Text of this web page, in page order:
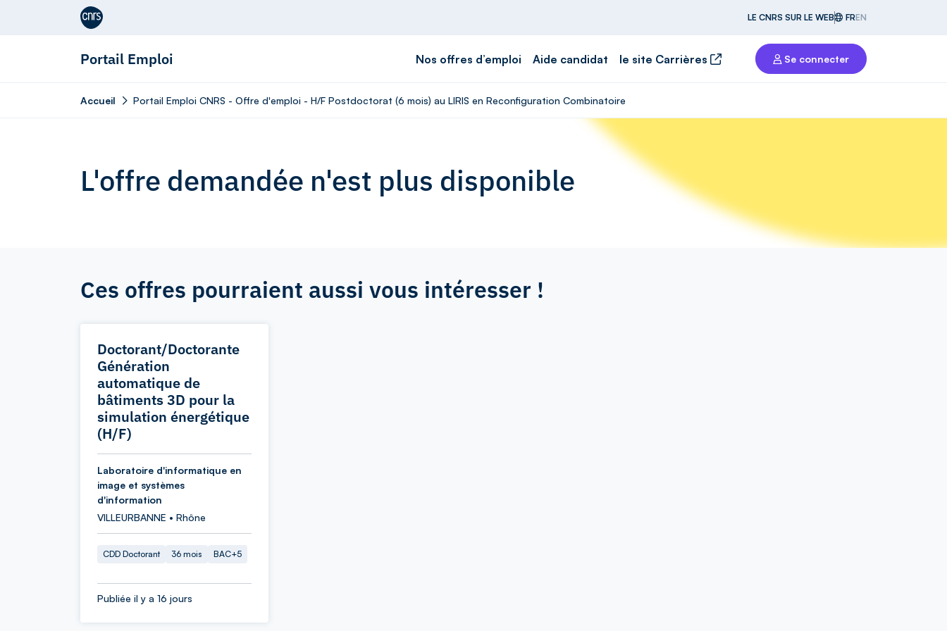
Aller au contenu
LE CNRS SUR LE WEB FREN
Portail Emploi Nos offres d’emploi Aide candidat le site Carrières Se connecter
Accueil Portail Emploi CNRS - Offre d'emploi - H/F Postdoctorat (6 mois) au LIRIS en Reconfiguration Combinatoire
L'offre demandée n'est plus disponible
Ces offres pourraient aussi vous intéresser !
Doctorant/Doctorante
Génération
automatique de
bâtiments 3D pour la
simulation énergétique
(H/F)
Laboratoire d'informatique en
image et systèmes
d'information
VILLEURBANNE • Rhône
CDD Doctorant 36 mois BAC+5
Publiée il y a 16 jours